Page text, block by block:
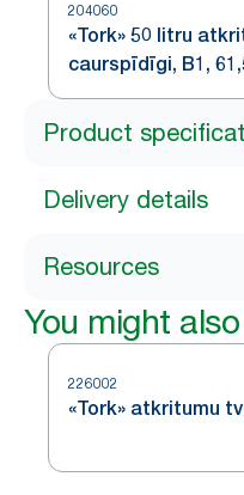
204060
«Tork» 50 litru
caurspīdīgi, B1,
Product
Delivery details
Resources
You might
226002
«Tork» atkritumu